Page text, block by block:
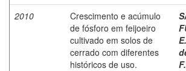
2010
Crescimento e acúmulo
de fósforo em feijoeiro
cultivado em solos de
cerrado com diferentes
históricos de uso.
E.
F.